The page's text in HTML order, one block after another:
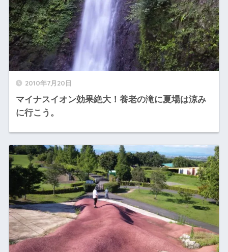
2010年7月20日
マイナスイオン効果絶大！養老の滝に夏場は涼み
に行こう。